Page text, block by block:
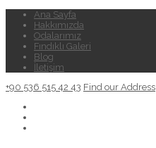
Ana Sayfa
Hakkımızda
Odalarımız
Fındıklı Galeri
Blog
İletişim
+90 536 515 42 43 Find our Address